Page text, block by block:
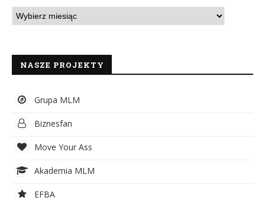
NASZE PROJEKTY
Grupa MLM
Biznesfan
Move Your Ass
Akademia MLM
EFBA